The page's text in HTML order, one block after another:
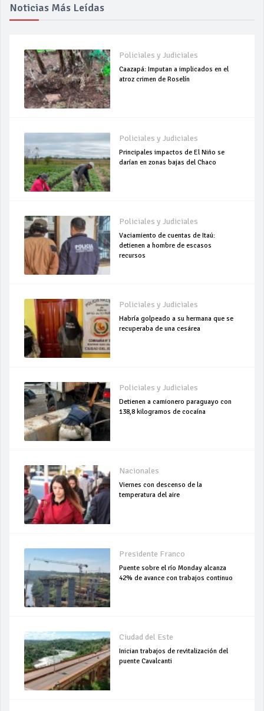
Noticias Más Leídas
Policiales y Judiciales
Caazapá: Imputan a implicados en el
atroz crimen de Roselín
Policiales y Judiciales
Principales impactos de El Niño se
darían en zonas bajas del Chaco
Policiales y Judiciales
Vaciamiento de cuentas de Itaú:
detienen a hombre de escasos
recursos
Policiales y Judiciales
Habría golpeado a su hermana que se
recuperaba de una cesárea
Policiales y Judiciales
Detienen a camionero paraguayo con
138,8 kilogramos de cocaína
Nacionales
Viernes con descenso de la
temperatura del aire
Presidente Franco
Puente sobre el río Monday alcanza
42% de avance con trabajos continuo
Ciudad del Este
Inician trabajos de revitalización del
puente Cavalcanti